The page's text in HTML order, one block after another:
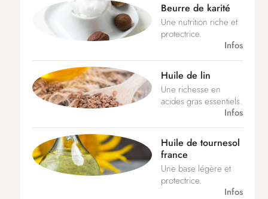
Beurre de karité
Une nutrition riche et
protectrice.
Infos
Huile de lin
Une richesse en
acides gras essentiels.
Infos
Huile de tournesol
france
Une base légère et
protectrice.
Infos